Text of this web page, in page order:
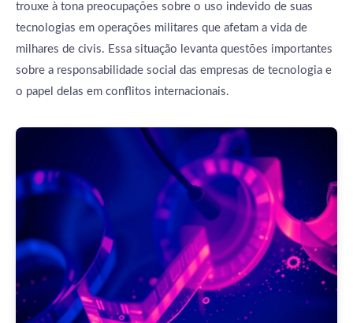
trouxe à tona preocupações sobre o uso indevido de suas
tecnologias em operações militares que afetam a vida de
milhares de civis. Essa situação levanta questões importantes
sobre a responsabilidade social das empresas de tecnologia e
o papel delas em conflitos internacionais.